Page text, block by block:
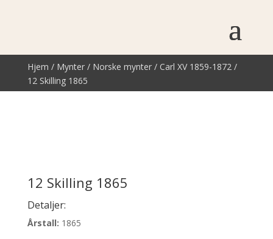
Hjem / Mynter/ Norske mynter/ Carl XV 1859-1872/
12 Skilling 1865
12 Skilling 1865
Detaljer:
Årstall: 1865